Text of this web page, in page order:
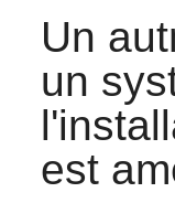
Un
un
est